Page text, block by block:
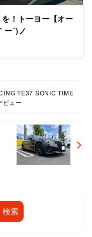
！トーヨー【オー
´)ノ
TE37 SONIC TIME
ビュー
検索